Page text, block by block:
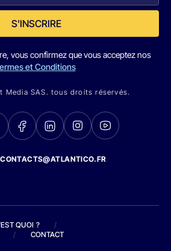
S'INSCRIRE
vous confirmez que vous acceptez nos
et Conditions
Media SAS. tous droits réservés.
QUOI ?
/
/ CONTACT